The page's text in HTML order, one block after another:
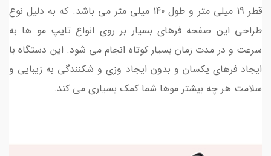
قطر 19 میلی متر و طول 140 میلی متر می باشد. که به دلیل نوع
طراحی این صفحه فرهای بسیار بر روی انواع تایپ مو ها به
سرعت و در مدت زمان بسیار کوتاه انجام می شود. این دستگاه با
ایجاد فرهای یکسان و بدون ایجاد وزی و شکنندگی به زیبایی و
سلامت هر چه بیشتر موها شما کمک بسیاری می کند.